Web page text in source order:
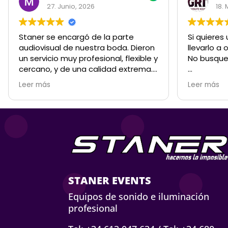
27. Junio, 2026
Staner se encargó de la parte
audiovisual de nuestra boda. Dieron
un servicio muy profesional, flexible y
cercano, y de una calidad extrema.
Gran planificación sin dejar nada a la
suerte. Fue una boda al aire libre,
con sus complejidades, y salió todo
a la perfección. De auténtico 10. No
Leer más
18.
Si
llevarlo a
No
Atención
el primer
de todo,
que crees
con las
el equipo,
Siempre
Esther,
Leer más
STANER EVENTS
Equipos de sonido e iluminación
profesional